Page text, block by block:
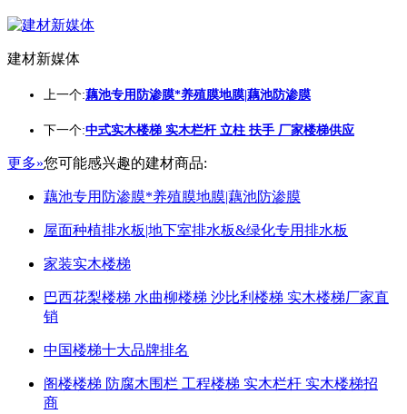
建材新媒体
上一个:藕池专用防渗膜*养殖膜地膜|藕池防渗膜
下一个:中式实木楼梯 实木栏杆 立柱 扶手 厂家楼梯供应
更多»您可能感兴趣的建材商品:
藕池专用防渗膜*养殖膜地膜|藕池防渗膜
屋面种植排水板|地下室排水板&绿化专用排水板
家装实木楼梯
巴西花梨楼梯 水曲柳楼梯 沙比利楼梯 实木楼梯厂家直
销
中国楼梯十大品牌排名
阁楼楼梯 防腐木围栏 工程楼梯 实木栏杆 实木楼梯招
商